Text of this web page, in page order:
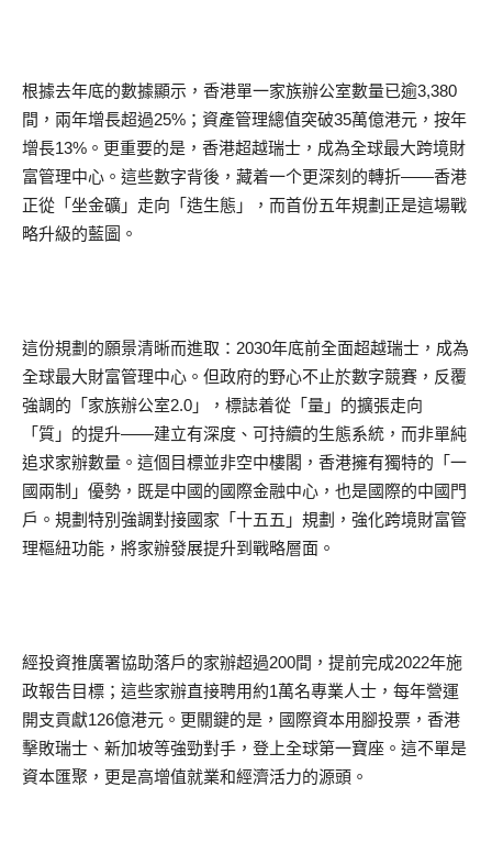
根據去年底的數據顯示，香港單一家族辦公室數量已逾3,380
間，兩年增長超過25%；資產管理總值突破35萬億港元，按年
增長13%。更重要的是，香港超越瑞士，成為全球最大跨境財
富管理中心。這些數字背後，藏着一个更深刻的轉折——香港
正從「坐金礦」走向「造生態」，而首份五年規劃正是這場戰
略升級的藍圖。
這份規劃的願景清晰而進取：2030年底前全面超越瑞士，成為
全球最大財富管理中心。但政府的野心不止於數字競賽，反覆
強調的「家族辦公室2.0」，標誌着從「量」的擴張走向
「質」的提升——建立有深度、可持續的生態系統，而非單純
追求家辦數量。這個目標並非空中樓閣，香港擁有獨特的「一
國兩制」優勢，既是中國的國際金融中心，也是國際的中國門
戶。規劃特別強調對接國家「十五五」規劃，強化跨境財富管
理樞紐功能，將家辦發展提升到戰略層面。
經投資推廣署協助落戶的家辦超過200間，提前完成2022年施
政報告目標；這些家辦直接聘用約1萬名專業人士，每年營運
開支貢獻126億港元。更關鍵的是，國際資本用腳投票，香港
擊敗瑞士、新加坡等強勁對手，登上全球第一寶座。這不單是
資本匯聚，更是高增值就業和經濟活力的源頭。